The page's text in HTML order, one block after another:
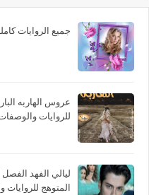
جميع الروايات
عروس الهاربه
للروايات
ليالي الفهد
المتوهج للروايات